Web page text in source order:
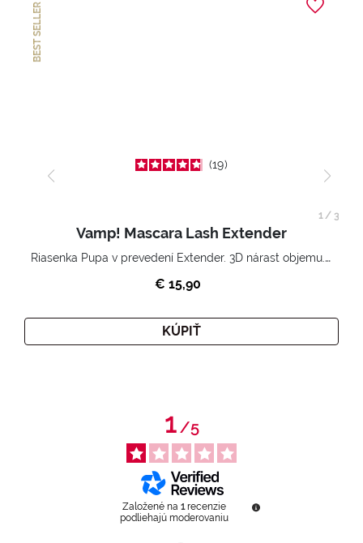
BEST SELLER
19
Vamp! Mascara Lash Extender
Riasenka Pupa v prevedení Extender. 3D nárast objemu. Nekonečne zhutnené a nadvihnuté riasy.
€ 15,90
KÚPIŤ
1/ 3
1/5
Založené na 1 recenzie
podliehajú moderovaniu